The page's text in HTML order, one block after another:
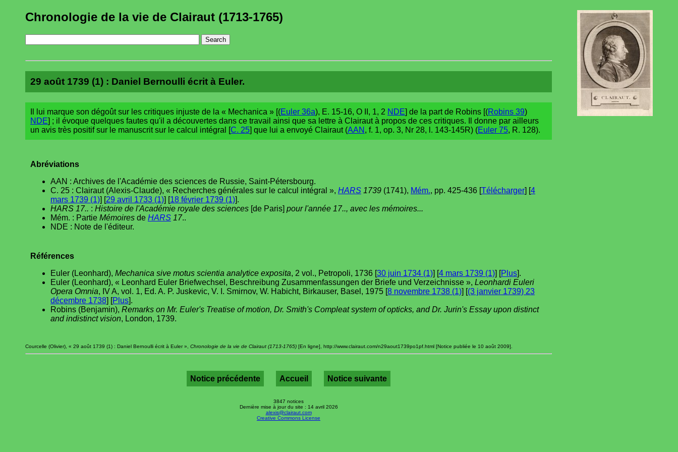
Chronologie de la vie de Clairaut (1713-1765)
29 août 1739 (1) : Daniel Bernoulli écrit à Euler.
Il lui marque son dégoût sur les critiques injuste de la « Mechanica » [(Euler 36a), E. 15-16, O II, 1, 2 NDE] de la part de Robins [(Robins 39)
NDE] ; il évoque quelques fautes qu'il a découvertes dans ce travail ainsi que sa lettre à Clairaut à propos de ces critiques. Il donne par ailleurs
un avis très positif sur le manuscrit sur le calcul intégral [C. 25] que lui a envoyé Clairaut (AAN , f. 1, op. 3, Nr 28, l. 143-145R) (Euler 75, R. 128).
Abréviations
AAN : Archives de l'Académie des sciences de Russie, Saint-Pétersbourg.
C. 25 : Clairaut (Alexis-Claude), « Recherches générales sur le calcul intégral », HARS 1739 (1741), Mém., pp. 425-436 [Télécharger] [4
mars 1739 (1)] [29 avril 1733 (1)] [18 février 1739 (1)].
HARS 17.. : Histoire de l'Académie royale des sciences [de Paris] pour l'année 17.., avec les mémoires...
Mém. : Partie Mémoires de HARS 17..
NDE : Note de l'éditeur.
Références
Euler (Leonhard), Mechanica sive motus scientia analytice exposita, 2 vol., Petropoli, 1736 [30 juin 1734 (1)] [4 mars 1739 (1)] [Plus].
Euler (Leonhard), « Leonhard Euler Briefwechsel, Beschreibung Zusammenfassungen der Briefe und Verzeichnisse », Leonhardi Euleri
Opera Omnia, IV A, vol. 1, Ed. A. P. Juskevic, V. I. Smirnov, W. Habicht, Birkauser, Basel, 1975 [8 novembre 1738 (1)] [(3 janvier 1739) 23
décembre 1738] [Plus].
Robins (Benjamin), Remarks on Mr. Euler's Treatise of motion, Dr. Smith's Compleat system of opticks, and Dr. Jurin's Essay upon distinct
and indistinct vision, London, 1739.
Courcelle (Olivier), « 29 août 1739 (1) : Daniel Bernoulli écrit à Euler », Chronologie de la vie de Clairaut (1713-1765) [En ligne], http://www.clairaut.com/n29aout1739po1pf.html [Notice publiée le 10 août 2009].
Notice précédente Accueil Notice suivante
3847 notices
Dernière mise à jour du site : 14 avril 2026
alexis@clairaut.com
Creative Commons License